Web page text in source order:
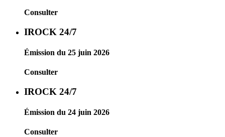
Consulter
IROCK 24/7
Émission du 25 juin 2026
Consulter
IROCK 24/7
Émission du 24 juin 2026
Consulter